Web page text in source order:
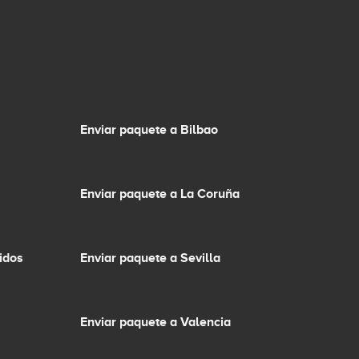
Enviar paquete a Bilbao
Enviar paquete a La Coruña
Enviar paquete a Sevilla
Enviar paquete a Valencia